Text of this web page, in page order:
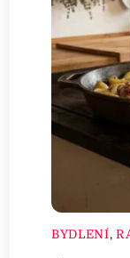
BYDLENÍ,